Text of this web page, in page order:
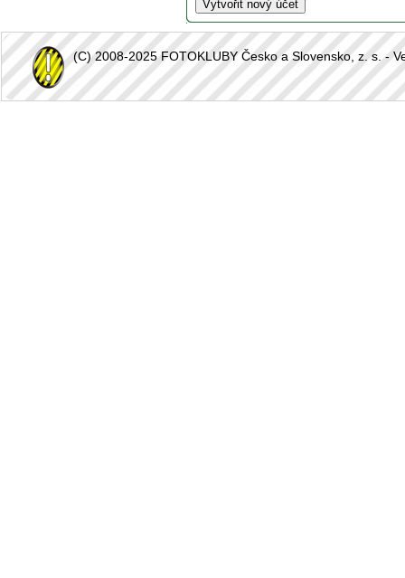
(C) 2008-2025 FOTOKLUBY Česko a Slovensko, z. s. -